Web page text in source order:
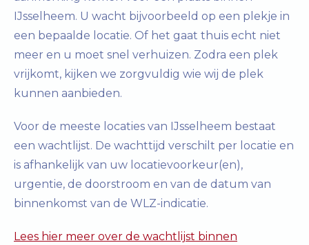
IJsselheem. U wacht bijvoorbeeld op een plekje in
een bepaalde locatie. Of het gaat thuis echt niet
meer en u moet snel verhuizen. Zodra een plek
vrijkomt, kijken we zorgvuldig wie wij de plek
kunnen aanbieden.
Voor de meeste locaties van IJsselheem bestaat
een wachtlijst. De wachttijd verschilt per locatie en
is afhankelijk van uw locatievoorkeur(en),
urgentie, de doorstroom en van de datum van
binnenkomst van de WLZ-indicatie.
Lees hier meer over de wachtlijst binnen